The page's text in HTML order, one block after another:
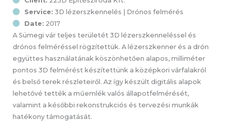
Service: 3D lézerszkennelés | Drónos felmérés
Date: 2017
A Sümegi vár teljes területét 3D lézerszkenneléssel és
drónos felméréssel rögzítettük. A lézerszkenner és a drón
együttes használatának köszönhetően alapos, milliméter
pontos 3D felmérést készítettünk a középkori várfalakról
és belső terek részleteiről. Az így készült digitális alapok
lehetővé tették a műemlék valós állapotfelmérését,
valamint a későbbi rekonstrukciós és tervezési munkák
hatékony támogatását.